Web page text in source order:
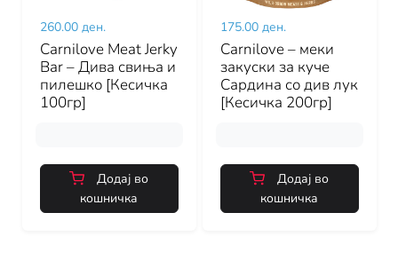
260.00 ден.
Carnilove Meat Jerky
Bar – Дива свиња и
пилешко [Кесичка
100гр]
Додај во
кошничка
175.00 ден.
Carnilove – меки
закуски за куче
Сардина со див лук
[Кесичка 200гр]
Додај во
кошничка